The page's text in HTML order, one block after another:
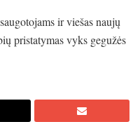
ir viešas naujų
pristatymas vyks gegužės